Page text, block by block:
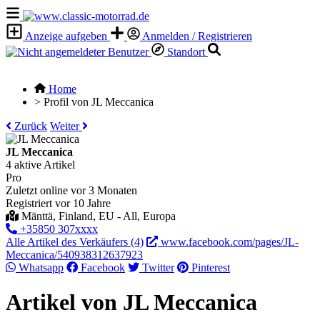
Anzeige aufgeben
Anmelden / Registrieren
Standort
Home
> Profil von JL Meccanica
Zurück Weiter
JL Meccanica
4 aktive Artikel
Pro
Zuletzt online vor 3 Monaten
Registriert vor 10 Jahre
Mänttä, Finland, EU - All, Europa
+35850 307xxxx
Alle Artikel des Verkäufers (4)
www.facebook.com/pages/JL-
Meccanica/540938312637923
Whatsapp
Facebook Twitter Pinterest
Artikel von JL Meccanica